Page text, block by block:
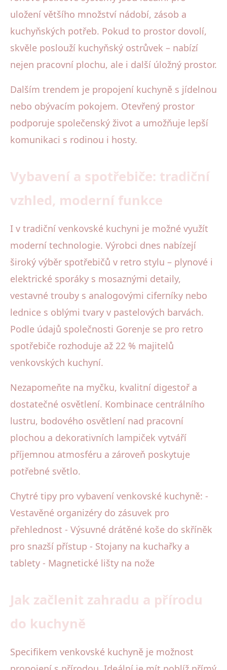
uložení většího množství nádobí, zásob a
kuchyňských potřeb. Pokud to prostor dovolí,
skvěle poslouží kuchyňský ostrůvek – nabízí
nejen pracovní plochu, ale i další úložný prostor.
Dalším trendem je propojení kuchyně s jídelnou
nebo obývacím pokojem. Otevřený prostor
podporuje společenský život a umožňuje lepší
komunikaci s rodinou i hosty.
Vybavení a spotřebiče: tradiční
vzhled, moderní funkce
I v tradiční venkovské kuchyni je možné využít
moderní technologie. Výrobci dnes nabízejí
široký výběr spotřebičů v retro stylu – plynové i
elektrické sporáky s mosaznými detaily,
vestavné trouby s analogovými ciferníky nebo
lednice s oblými tvary v pastelových barvách.
Podle údajů společnosti Gorenje se pro retro
spotřebiče rozhoduje až 22 % majitelů
venkovských kuchyní.
Nezapomeňte na myčku, kvalitní digestoř a
dostatečné osvětlení. Kombinace centrálního
lustru, bodového osvětlení nad pracovní
plochou a dekorativních lampiček vytváří
příjemnou atmosféru a zároveň poskytuje
potřebné světlo.
Chytré tipy pro vybavení venkovské kuchyně: -
Vestavěné organizéry do zásuvek pro
přehlednost - Výsuvné drátěné koše do skříněk
pro snazší přístup - Stojany na kuchařky a
tablety - Magnetické lišty na nože
Jak začlenit zahradu a přírodu
do kuchyně
Specifikem venkovské kuchyně je možnost